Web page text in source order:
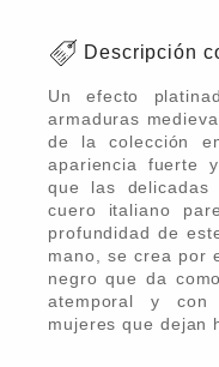
Descripción
Un efecto
armaduras
de la colección
apariencia fuerte
que las delicadas
cuero italiano
profundidad de
mano, se crea por
negro que da
atemporal y con
mujeres que dejan